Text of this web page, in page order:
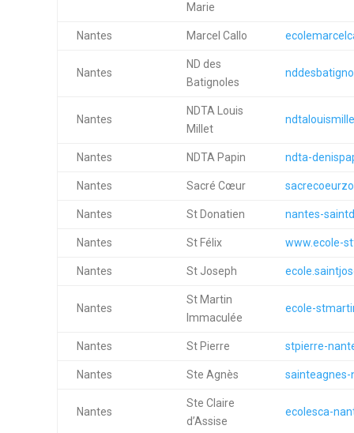
Marie
Nantes Marcel Callo
Nantes
ND des
Batignoles
Nantes
NDTA Louis
Millet
Nantes NDTA Papin ndta-
Nantes Sacré Cœur
Nantes St Donatien nantes-
Nantes St Félix www.ecole-
Nantes St Joseph
Nantes
St Martin
Immaculée
ecole-
Nantes St Pierre stpierre-
Nantes Ste Agnès
Nantes
Ste Claire
d’Assise
ecolesca-